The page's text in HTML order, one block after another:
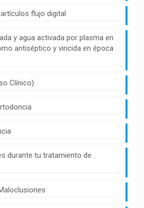
flujo digital
y agua activada por plasma en
antiséptico y viricida en época
Clínico)
durante tu tratamiento de